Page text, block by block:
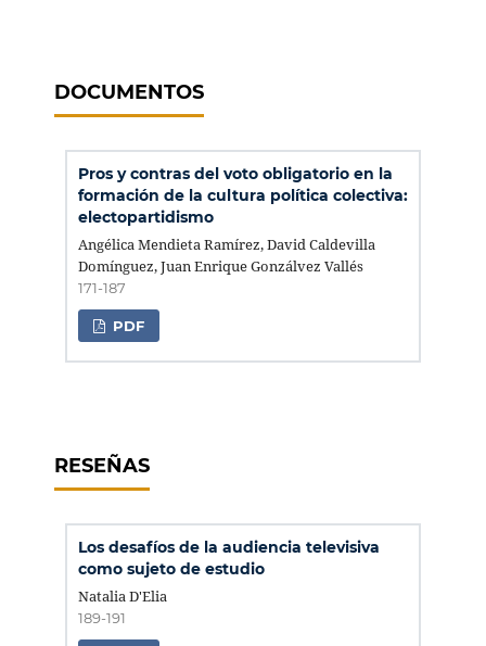
DOCUMENTOS
Pros y contras del voto obligatorio en la
formación de la cultura política colectiva:
electopartidismo
Angélica Mendieta Ramírez, David Caldevilla
Domínguez, Juan Enrique Gonzálvez Vallés
171-187
PDF
RESEÑAS
Los desafíos de la audiencia televisiva
como sujeto de estudio
Natalia D'Elia
189-191